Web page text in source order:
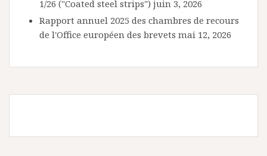
1/26 ("Coated steel strips") juin 3, 2026
Rapport annuel 2025 des chambres de recours
de l'Office européen des brevets mai 12, 2026